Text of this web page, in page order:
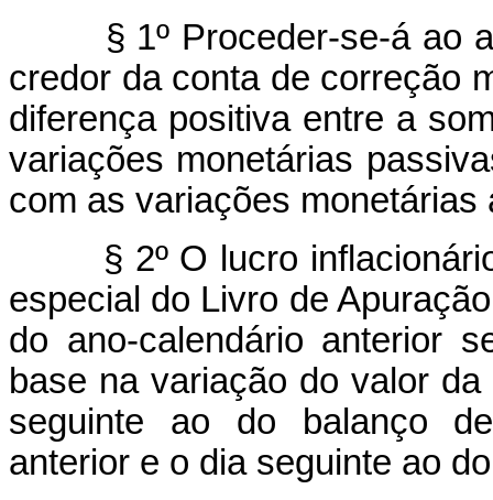
§ 1º Proceder-se-á ao
credor da conta de correção
diferença positiva entre a
variações monetárias
com as variações monetárias
§ 2º O lucro inflacionário
especial do Livro de
do ano-calendário anterior
base na variação do valor
seguinte ao do balanço
anterior e o dia seguinte ao